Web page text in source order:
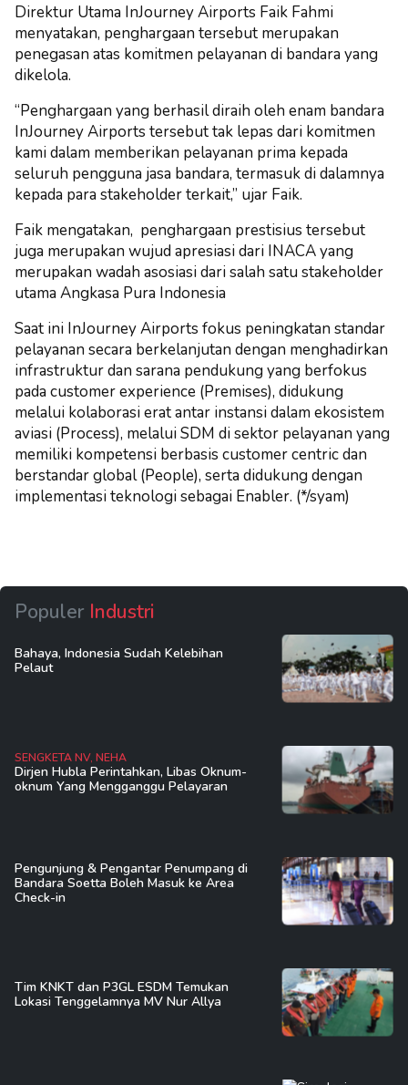
Direktur Utama InJourney Airports Faik Fahmi
menyatakan, penghargaan tersebut merupakan
penegasan atas komitmen pelayanan di bandara yang
dikelola.
“Penghargaan yang berhasil diraih oleh enam bandara
InJourney Airports tersebut tak lepas dari komitmen
kami dalam memberikan pelayanan prima kepada
seluruh pengguna jasa bandara, termasuk di dalamnya
kepada para stakeholder terkait,” ujar Faik.
Faik mengatakan, penghargaan prestisius tersebut
juga merupakan wujud apresiasi dari INACA yang
merupakan wadah asosiasi dari salah satu stakeholder
utama Angkasa Pura Indonesia
Saat ini InJourney Airports fokus peningkatan standar
pelayanan secara berkelanjutan dengan menghadirkan
infrastruktur dan sarana pendukung yang berfokus
pada customer experience (Premises), didukung
melalui kolaborasi erat antar instansi dalam ekosistem
aviasi (Process), melalui SDM di sektor pelayanan yang
memiliki kompetensi berbasis customer centric dan
berstandar global (People), serta didukung dengan
implementasi teknologi sebagai Enabler. (*/syam)
Populer Industri
Bahaya, Indonesia Sudah Kelebihan
Pelaut
SENGKETA NV, NEHA
Dirjen Hubla Perintahkan, Libas Oknum-
oknum Yang Mengganggu Pelayaran
Pengunjung & Pengantar Penumpang di
Bandara Soetta Boleh Masuk ke Area
Check-in
Tim KNKT dan P3GL ESDM Temukan
Lokasi Tenggelamnya MV Nur Allya